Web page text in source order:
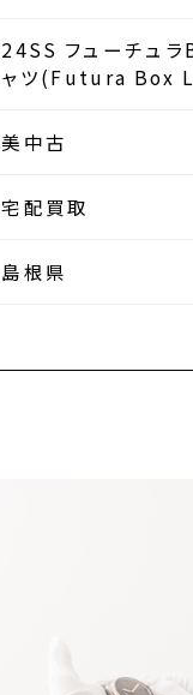
24SS フューチュラ
ャツ(Futura Box
美中古
宅配買取
島根県